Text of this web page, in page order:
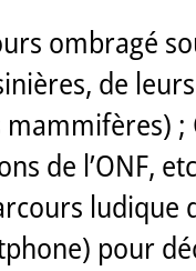
ombragé
de
mammifères)
de l’ONF,
ludique
pour